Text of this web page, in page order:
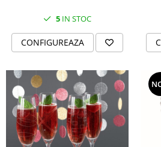
5 IN STOC
CONFIGUREAZA